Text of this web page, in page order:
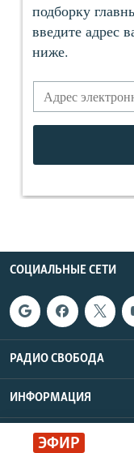
ЭФИР
СОЦИАЛЬНЫЕ СЕТИ
РАДИО СВОБОДА
ИНФОРМАЦИЯ
Радио Свобода